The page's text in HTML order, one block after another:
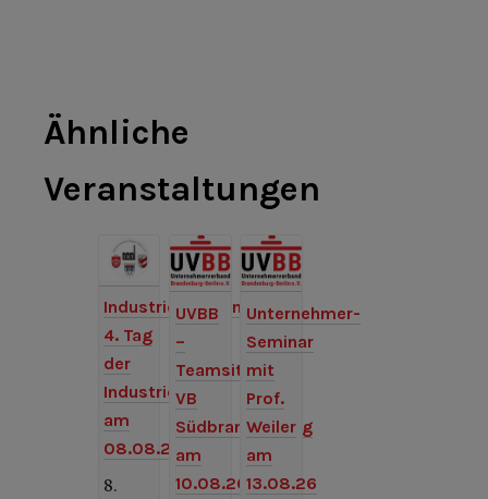
Ähnliche
Veranstaltungen
Industriemuseum:
4. Tag
der
Industriekultur
am
08.08.26
8.
UVBB
–
Teamsitzung
VB
Südbrandenburg
am
10.08.26
Unternehmer-
Seminar
mit
Prof.
Weiler
am
13.08.26